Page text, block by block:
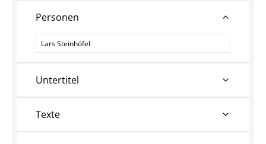
Personen
Personen
Untertitel
Texte